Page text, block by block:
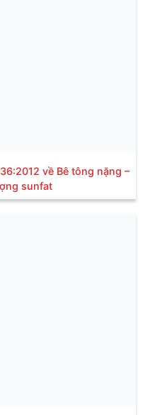
về Bê tông nặng –
sunfat